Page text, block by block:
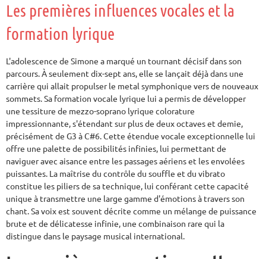
Les premières influences vocales et la
formation lyrique
L'adolescence de Simone a marqué un tournant décisif dans son
parcours. À seulement dix-sept ans, elle se lançait déjà dans une
carrière qui allait propulser le metal symphonique vers de nouveaux
sommets. Sa formation vocale lyrique lui a permis de développer
une tessiture de mezzo-soprano lyrique colorature
impressionnante, s'étendant sur plus de deux octaves et demie,
précisément de G3 à C#6. Cette étendue vocale exceptionnelle lui
offre une palette de possibilités infinies, lui permettant de
naviguer avec aisance entre les passages aériens et les envolées
puissantes. La maîtrise du contrôle du souffle et du vibrato
constitue les piliers de sa technique, lui conférant cette capacité
unique à transmettre une large gamme d'émotions à travers son
chant. Sa voix est souvent décrite comme un mélange de puissance
brute et de délicatesse infinie, une combinaison rare qui la
distingue dans le paysage musical international.